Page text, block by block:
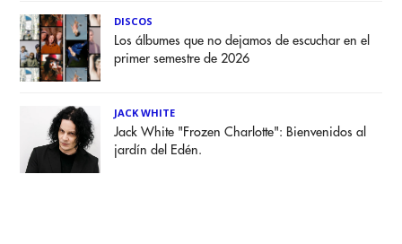
DISCOS
Los álbumes que no dejamos de escuchar en el
primer semestre de 2026
JACK WHITE
Jack White "Frozen Charlotte": Bienvenidos al
jardín del Edén.